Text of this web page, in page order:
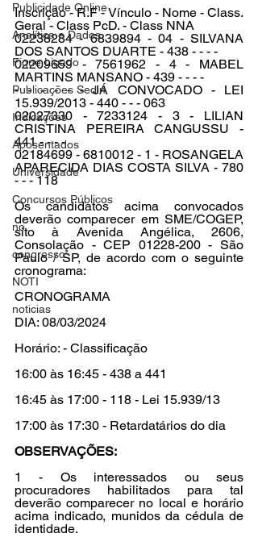
Publicidade Online
Analítica e Dados
Fique Ligado
Publicações Sedin
Indicações
Aposentados
Universidade
Concursos Públicos
no
congresso
NOTI
noticias
Inscrição - R.F - Vínculo - Nome - Class.
Geral - Class PcD. - Class NNA
02238284 - 6839894 - 04 - SILVANA
DOS SANTOS DUARTE - 438 - - - -
02209659 - 7561962 - 4 - MABEL
MARTINS MANSANO - 439 - - - -
- - - - - - JÁ CONVOCADO - LEI
15.939/2013 - 440 - - - 063
02027330 - 7233124 - 3 - LILIAN
CRISTINA PEREIRA CANGUSSU -
441 - - - -
02184699 - 6810012 - 1 - ROSANGELA
APARECIDA DIAS COSTA SILVA - 780
- - - 118
Os candidatos acima convocados
deverão comparecer em SME/COGEP,
sito à Avenida Angélica, 2606,
Consolação - CEP 01228-200 - São
Paulo / SP, de acordo com o seguinte
cronograma:
CRONOGRAMA
DIA: 08/03/2024
Horário: - Classificação
16:00 às 16:45 - 438 a 441
16:45 às 17:00 - 118 - Lei 15.939/13
17:00 às 17:30 - Retardatários do dia
OBSERVAÇÕES:
1 - Os interessados ou seus
procuradores habilitados para tal
deverão comparecer no local e horário
acima indicado, munidos da cédula de
identidade.